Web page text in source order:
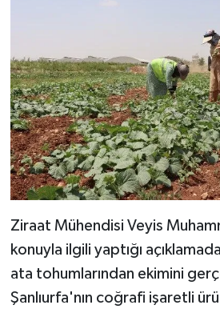
Ziraat Mühendisi Veyis
konuyla ilgili yaptığı
ata tohumlarından ekimini
Şanlıurfa'nın coğrafi işaretli